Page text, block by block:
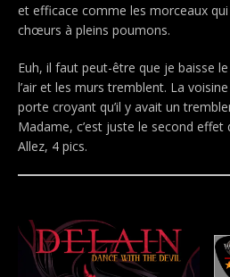
et efficace comme les morceaux
chœurs à pleins poumons.
Euh, il faut peut-être que je baisse le
l’air et les murs tremblent. La
porte croyant qu’il y avait un
Madame, c’est juste le second effet
Allez, 4 pics.